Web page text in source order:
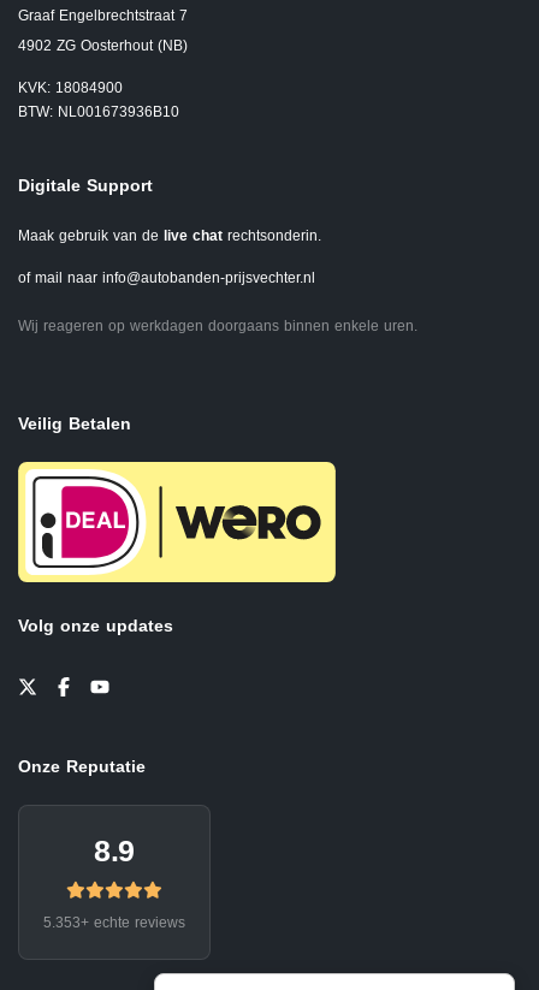
Graaf Engelbrechtstraat 7
4902 ZG Oosterhout (NB)
KVK: 18084900
BTW: NL001673936B10
Digitale Support
Maak gebruik van de live chat rechtsonderin.
of mail naar info@autobanden-prijsvechter.nl
Wij reageren op werkdagen doorgaans binnen enkele uren.
Veilig Betalen
Volg onze updates
Onze Reputatie
8.9
5.353+ echte reviews